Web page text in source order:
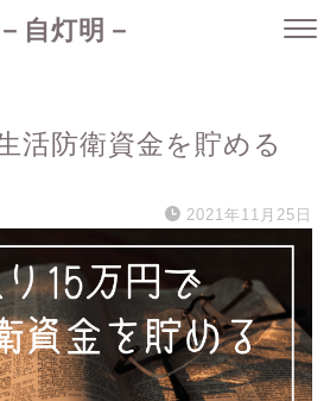
－自灯明－
活防衛資金を貯める
2021年11月25日